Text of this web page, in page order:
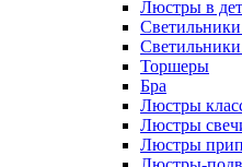
Люстры в
Торшеры
Бра
Люстры
Люстры
Люстры